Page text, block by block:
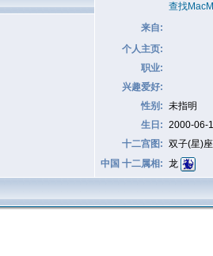
查找
来自:
个人主页:
职业:
兴趣爱好:
性别: 未指明
生日: 2000-06-
十二宫图: 双子(星)座
中国 十二属相: 龙